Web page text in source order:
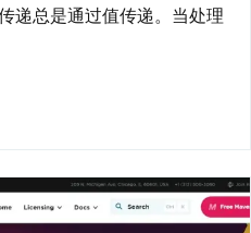
递总是通过值传递。当处理